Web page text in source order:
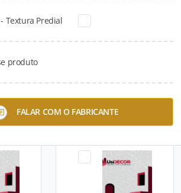
Textura Predial
produto
FALAR COM O FABRICANTE